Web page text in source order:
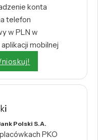
konta
telefon
w PLN w
mobilnej
Polski S.A.
PKO